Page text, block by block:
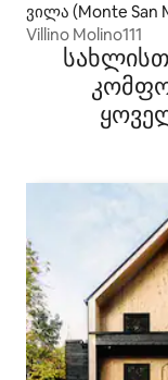
ვილა (Monte San
Villino Molino111